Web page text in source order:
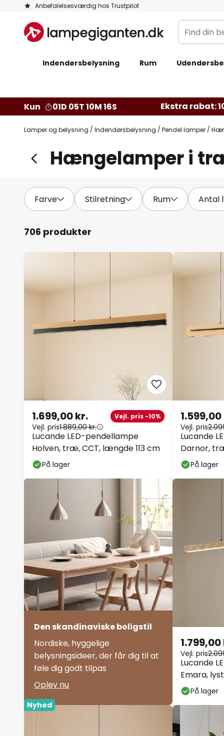
Anbefalelsesværdig hos Trustpilot
Skip
Content
Find
din
Indendørsbelysning Rum
Kun 01D 05T 10M 14S Ekstra rabat:
Lamper og belysning Indendørsbelysning Pendel lamper
Hængelamper i
Farve Stilretning Rum Antal
706 produkter
Lucande LED-pendellampe
Holven, træ, CCT, længde 113 cm
1.699,00 kr. Vejl. pris -10%
Vejl. pris1.889,00 kr.
På lager
Lucande
Darnor,
Vejl. pris
På lager
Den skandinaviske boligstil
Nordiske, hyggelige
belysningsideer, der får dig til at
føle dig godt tilpas
Oplev nu
Lucande
Emara,
Vejl. pris
På lager
Nyhed